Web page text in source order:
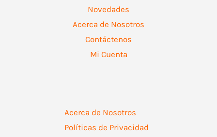
Novedades
Acerca de Nosotros
Contáctenos
Mi Cuenta
Acerca de Nosotros
Políticas de Privacidad